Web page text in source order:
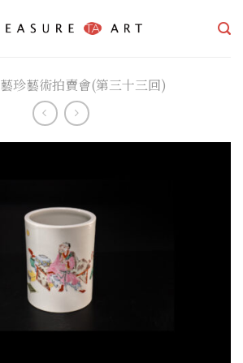
藝珍藝術拍賣會(第三十三回)